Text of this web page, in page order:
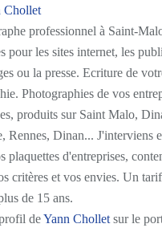
professionnel à Saint-
pour les sites internet, les publi
ou la presse. Ecriture de
Photographies de vos
produits sur Saint Malo,
Rennes, Dinan... J'interviens
plaquettes d'entreprises,
critères et vos envies. Un
de 15 ans.
deYann Chollet sur le